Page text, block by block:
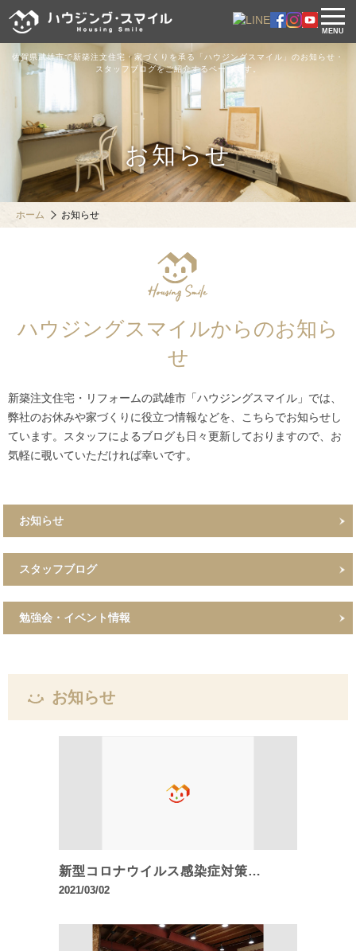
佐賀県武雄市で新築注文住宅・家づくりを承る「ハウジングスマイル」のお知らせ・
スタッフブログをご紹介するページです。
お知らせ
MENU
ホーム お知らせ
ハウジングスマイルからのお知ら
せ
新築注文住宅・リフォームの武雄市「ハウジングスマイル」では、
弊社のお休みや家づくりに役立つ情報などを、こちらでお知らせし
ています。スタッフによるブログも日々更新しておりますので、お
気軽に覗いていただければ幸いです。
お知らせ
スタッフブログ
勉強会・イベント情報
お知らせ
新型コロナウイルス感染症対策…
2021/03/02